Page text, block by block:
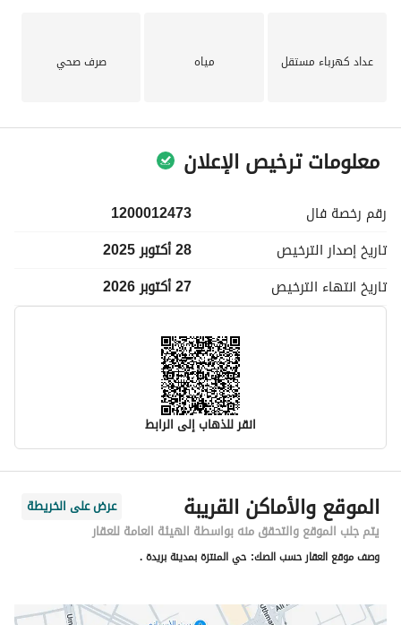
عداد كهرباء مستقل مياه صرف صحي
معلومات ترخيص الإعلان
رقم رخصة فال
1200012473
تاريخ إصدار الترخيص
28 أكتوبر 2025
تاريخ انتهاء الترخيص 27 أكتوبر 2026
انقر للذهاب إلى الرابط
معلومات مسؤول الإعلان
اسم المسؤول
ابراهيم بن عبدالرحمن بن محمد العوده
رقم المسؤول
0559203999
الموقع والأماكن القريبة
عرض على الخريطة
يتم جلب الموقع والتحقق منه بواسطة الهيئة العامة للعقار
وصف موقع العقار حسب الصك: حي المنتزة بمدينة بريدة .